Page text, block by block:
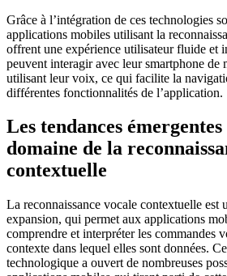
Grâce à l’intégration de ces technologies
applications mobiles utilisant la
offrent une expérience utilisateur fluide et
peuvent interagir avec leur smartphone de
utilisant leur voix, ce qui facilite la
différentes fonctionnalités de l’application.
Les tendances émergentes
domaine de la
contextuelle
La reconnaissance vocale contextuelle est
expansion, qui permet aux applications
comprendre et interpréter les commandes
contexte dans lequel elles sont données.
technologique a ouvert de nombreuses